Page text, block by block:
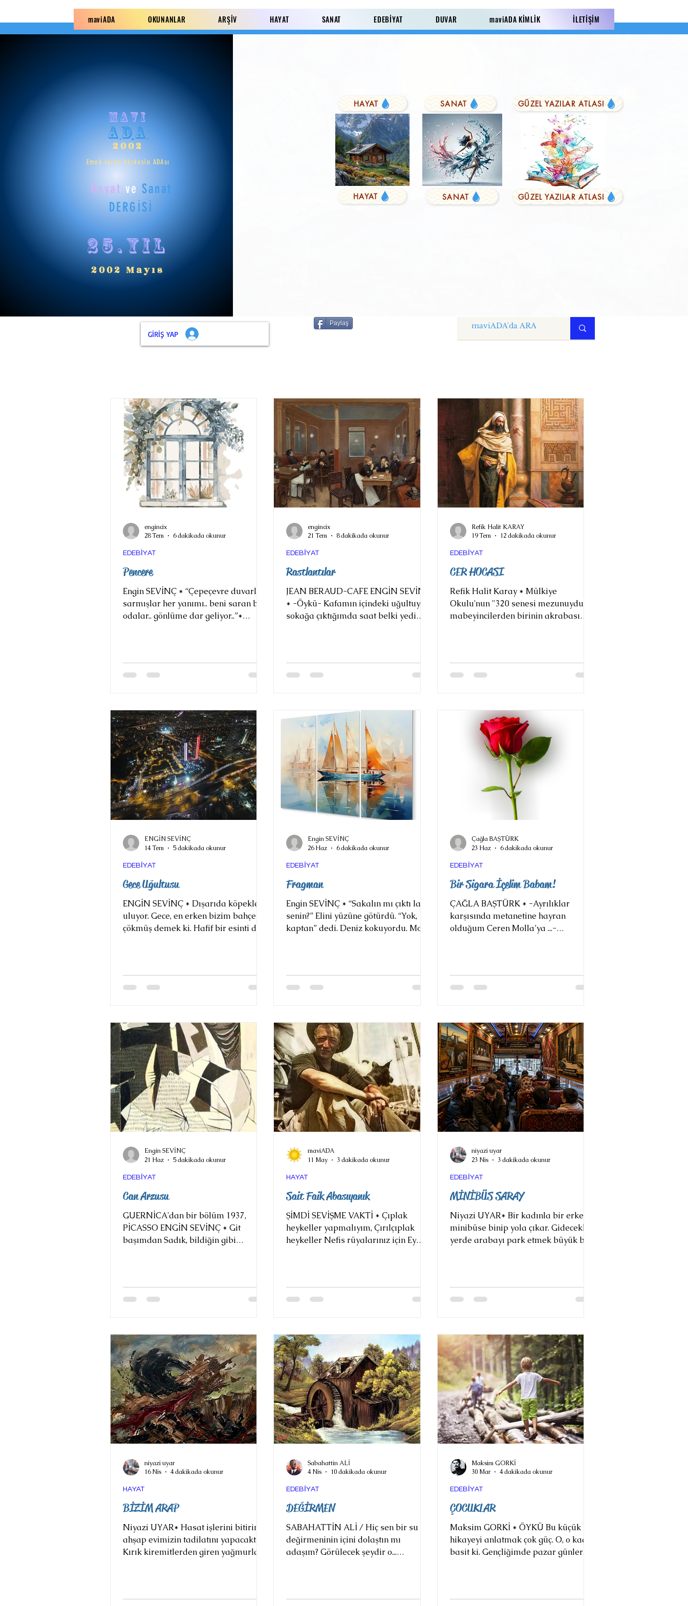
maviADA OKUNANLAR ARŞİV HAYAT SANAT EDEBİYAT DUVAR maviADA KİMLİK İLETİŞİM
GİRİŞ YAP
Pencere
Engin SEVİNÇ * “Çepeçevre duvarlar..
sarmışlar her yanımı.. beni saran bu
odalar.. gönlüme dar geliyor..”*
kısacık bir ışık kümesi toplanmış ve
bunu dağıtmaya yetecek bir
Köşedeki bir kadını güldürmeye
yetiyor nedense. Masaya dirseklerini
dayamış, elleriyle yanaklarını
tutmakta. Dudaklarında sevimli bir
gülüş
EDEBİYAT
engincix
28 Tem
6 dakikada okunur
Rastlantılar
JEAN BERAUD-CAFE ENGİN SEVİNÇ
* -Öykü- Kafamın içindeki uğultuyla
sokağa çıktığımda saat belki yedi
zannediyor insan, ama yok, hafif bir
esintinin ardından toprak kokusu
bunalmış zaten. Bugün akşam eve
gider gitmez kendimi yenilemeyi
düşüneceğim. Belki odamı toplar,
masamın ve yatağımın dağınıklığını
düzeltirim. Kirli çamaşı
EDEBİYAT
engincix
21 Tem
8 dakikada okunur
CER HOCASI
Refik Halit Karay * Mülkiye
Okulu'nun "320 senesi mezunuydu;
mabeyincilerden birinin akrabası
çıkarılmıştı. Bin kuruş maaş alıp
konakta yatıp, kalktığı, her taraftan
kurtarmış, durgun, uysal ahlakıyla o
kadar dikkate çarpmayarak rahat
yaşamıştı. Sırf "mensup" diye
yeteneğine, ahlâkına rağmen
memuriyetinden kov
EDEBİYAT
Refik Halit KARAY
19 Tem
12 dakikada okunur
Gece Uğultusu
ENGİN SEVİNÇ * Dışarıda köpekler
uluyor. Gece, en erken bizim bahçeye
çökmüş demek ki. Hafif bir esinti de
cama çarpıp düşen yaprakların
gölgesinden. İnsan tek başınayken
kenarındaysanız görebileceğiniz
şeyler sizi fazlasıyla büyülemeye
yetebilir. Ayın kül rengi parlaklığının
kirpik uçlarınıza dokunmasından
tutun yıldı
EDEBİYAT
ENGİN SEVİNÇ
14 Tem
5 dakikada okunur
Fragman
Engin SEVİNÇ * “Sakalın mı çıktı lan
senin?” Elini yüzüne götürdü. “Yok,
kaptan” dedi. Deniz kokuyordu. Motor
kaptanla yeniden göz göze gelince
denizi bile susturup yutkundu. “Bana
dümenin başına geçti. Sağ elinde
uzunca bir fitil, ucu kızararak
duruyordu. Elinin başparmağı yoktu.
“Bir gün Eski Liman’da do
EDEBİYAT
Engin SEVİNÇ
26 Haz
6 dakikada okunur
Bir Sigara İçelim Babam!
ÇAĞLA BAŞTÜRK * -Ayrılıklar
karşısında metanetine hayran
olduğum Ceren Molla’ya ...-
durup ince şeyleri anlamaya”. Sessiz
bir kabulleniş hakimdir her şeye.
bahar sabahı salına salına
yürüyordu Ankara sokaklarında. Gök
mavisi gözlerini yeni bir güne
başlamanın yorgu
EDEBİYAT
Çağla BAŞTÜRK
23 Haz
6 dakikada okunur
Can Arzusu
GUERNİCA'dan bir bölüm 1937,
PİCASSO ENGİN SEVİNÇ * Git
başımdan Sadık, bildiğin gibi
dışındayım. Bir rüya gördüm, beni
gün ışırken ıpıslak uyandıran. Sen ve
örtülü dağ sırtlarından avuç içine
boşalırcasına akan nehirler var. Her
biri bembeyaz parlaklığında kısrak
başlarının koşturulduğu ovalar, deri
EDEBİYAT
Engin SEVİNÇ
21 Haz
5 dakikada okunur
Sait Faik Abasıyanık
ŞİMDİ SEVİŞME VAKTİ * Çıplak
heykeller yapmalıyım, Çırılçıplak
heykeller Nefis rüyalarınız için Ey
Aşkların tadını Kitaplardan
tattırmalıyım Resimlerden
manifaturacının ayağına Dörtyüzbin
tekliğinden On kuruş verecek Seni
satmam çocuğum Dörtyüzbin tekliğe,
Ne güzel kaşların var Ne güzel
bileklerin H
HAYAT
maviADA
11 May
3 dakikada okunur
MİNİBÜS SARAY
Niyazi UYAR* Bir kadınla bir erkek
minibüse binip yola çıkar. Gidecekleri
yerde arabayı park etmek büyük bir
rahat olsun diye üstlerindeki,
çantalarındaki fazlalıkları minibüs
atarlar. Minibüs durağı çok
kalabalıktır, zorla tıkış tepiş binerler
minibüse. Minibüsün içine binerler ki,
erkeğin de kadının da ağz
EDEBİYAT
niyazi uyar
23 Nis
3 dakikada okunur
BİZİM ARAP
Niyazi UYAR* Hasat işlerini bitirince,
ahşap evimizin tadilatını yapacaktık.
Kırık kiremitlerden giren yağmurlar,
göccek!” “Değişcek, değişcek, garı
HAYAT
niyazi uyar
16 Nis
4 dakikada okunur
DEĞİRMEN
SABAHATTİN ALİ / Hiç sen bir su
değirmeninin içini dolaştın mı
adaşım? Görülecek şeydir o...
sürü çarklar, kocaman taşlar, miller,
EDEBİYAT
Sabahattin ALİ
4 Nis
10 dakikada okunur
ÇOCUKLAR
Maksim GORKİ * ÖYKÜ Bu küçük
hikayeyi anlatmak çok güç. O, o kadar
basit ki. Gençliğimde pazar günleri
kadar neşeli bu küçük adamlarla
EDEBİYAT
Maksim GORKİ
30 Mar
4 dakikada okunur
Paylaş
Paylaş
mavi
ADA
2002
Hayat ve Sanat
DERGİSİ
Emek veren herkesin ADAsı
25.yıl
2002 Mayıs
HAYAT
HAYAT
SANAT
SANAT
GÜZEL YAZILAR ATLASI
GÜZEL YAZILAR ATLASI